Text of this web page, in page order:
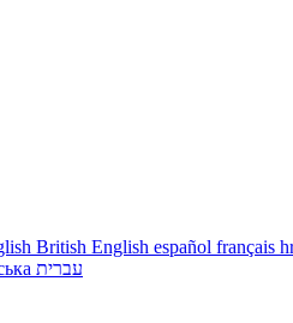
British English español français
עברית